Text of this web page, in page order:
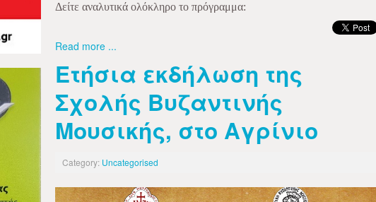
Δείτε αναλυτικά ολόκληρο το πρόγραμμα:
Read more ...
Ετήσια εκδήλωση της
Σχολής Βυζαντινής
Μουσικής, στο Αγρίνιο
Category: Uncategorised